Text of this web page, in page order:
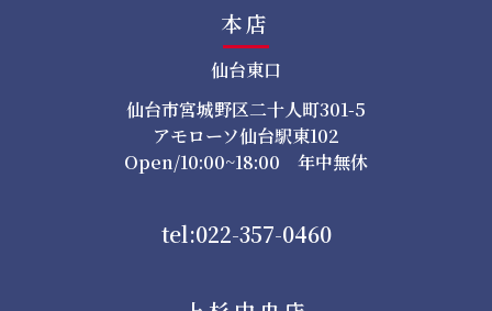
本店
仙台東口
仙台市宮城野区二十人町301-5
アモローソ仙台駅東102
Open/10:00~18:00 年中無休
tel:022-357-0460